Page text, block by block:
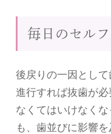
毎日のセル
後戻りの一因とし
進行すれば抜歯が
なくてはいけなく
も、歯並びに影響